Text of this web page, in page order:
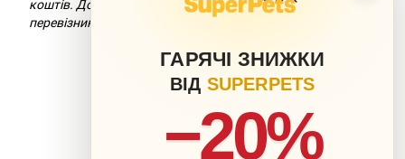
ГАРЯЧІ ЗНИЖКИ
ВІД SUPERPETS
−20%
коштів. Докладніше можна дізнатися на сайті компанії-
перевізника.